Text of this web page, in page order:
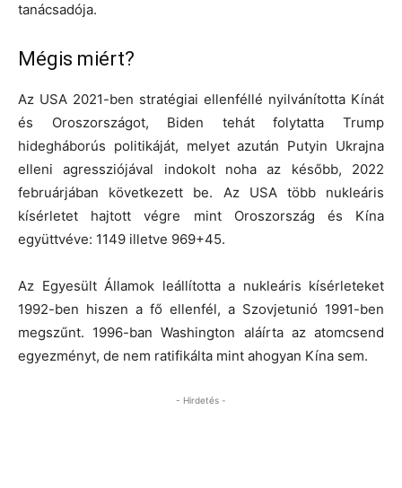
tanácsadója.
Mégis miért?
Az USA 2021-ben stratégiai ellenféllé nyilvánította Kínát
és Oroszországot, Biden tehát folytatta Trump
hidegháborús politikáját, melyet azután Putyin Ukrajna
elleni agressziójával indokolt noha az később, 2022
februárjában következett be. Az USA több nukleáris
kísérletet hajtott végre mint Oroszország és Kína
együttvéve: 1149 illetve 969+45.
Az Egyesült Államok leállította a nukleáris kísérleteket
1992-ben hiszen a fő ellenfél, a Szovjetunió 1991-ben
megszűnt. 1996-ban Washington aláírta az atomcsend
egyezményt, de nem ratifikálta mint ahogyan Kína sem.
- Hirdetés -